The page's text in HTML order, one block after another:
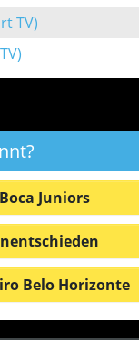
TV)
Boca Juniors
Belo Horizonte